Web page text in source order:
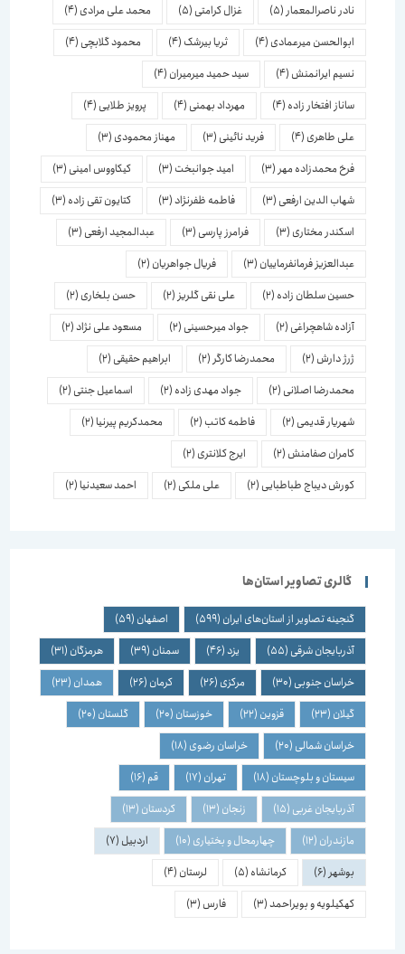
نادر ناصرالمعمار(5) غزال کرامتی(5) محمد علی مرادی(4)
ابوالحسن میرعمادی(4) ثریا بیرشک(4) محمود گلابچی(4)
نسیم ایرانمنش(4) سید حمید میرمیران(4)
ساناز افتخار زاده(4) مهرداد بهمنی(4) پرویز طلایی(4)
علی طاهری(4) فرید نائینی(3) مهناز محمودی(3)
فرخ محمدزاده مهر (3) امید جوانبخت(3) کیکاووس امینی(3)
شهاب الدین ارفعی(3) فاطمه ظفرنژاد(3) کتایون تقی زاده(3)
اسكندر مختاری(3) فرامرز پارسی(3) عبدالمجید ارفعی(3)
عبدالعزیز فرمانفرماییان(3) فریال جواهریان(2)
حسین سلطان زاده(2) علی نقی گلریز(2) حسن بلخاری(2)
آزاده شاهچراغی(2) جواد میرحسینی(2) مسعود علی نژاد (2)
ژرژ دارش(2) محمدرضا کارگر(2) ابراهیم حقیقی(2)
محمدرضا اصلانی(2) جواد مهدی زاده(2) اسماعیل جنتی(2)
شهریار قدیمی(2) فاطمه کاتب(2) محمدکریم پیرنیا(2)
کامران صفامنش(2) ایرج کلانتری(2)
کورش دیباج طباطبایی(2) علی ملکی(2) احمد سعیدنیا(2)
گالری تصاویر استان‌ها
گنجینه تصاویر از استان‌های ایران(599) اصفهان(59)
آذربایجان شرقی(55)
(46) سمنان(39) هرمزگان(31)
خراسان جنوبی(30) مرکزی(26) کرمان(26) همدان(23)
گیلان(23) قزوین(22) خوزستان(20) گلستان(20)
خراسان شمالی(20) خراسان رضوی(18)
سیستان و بلوچستان(18) تهران(17)
(16)
آذربایجان غربی(15) زنجان(13) کردستان(13)
مازندران(12) چهارمحال و بختیاری(10) اردبیل(7)
بوشهر(6) کرمانشاه(5) لرستان(4)
کهکیلویه و بویراحمد(3) فارس(3)